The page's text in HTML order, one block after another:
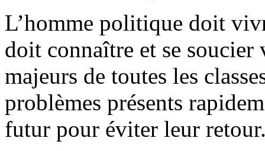
L’homme politique doit
doit connaître et se soucier
majeurs de toutes les
problèmes présents
futur pour éviter leur